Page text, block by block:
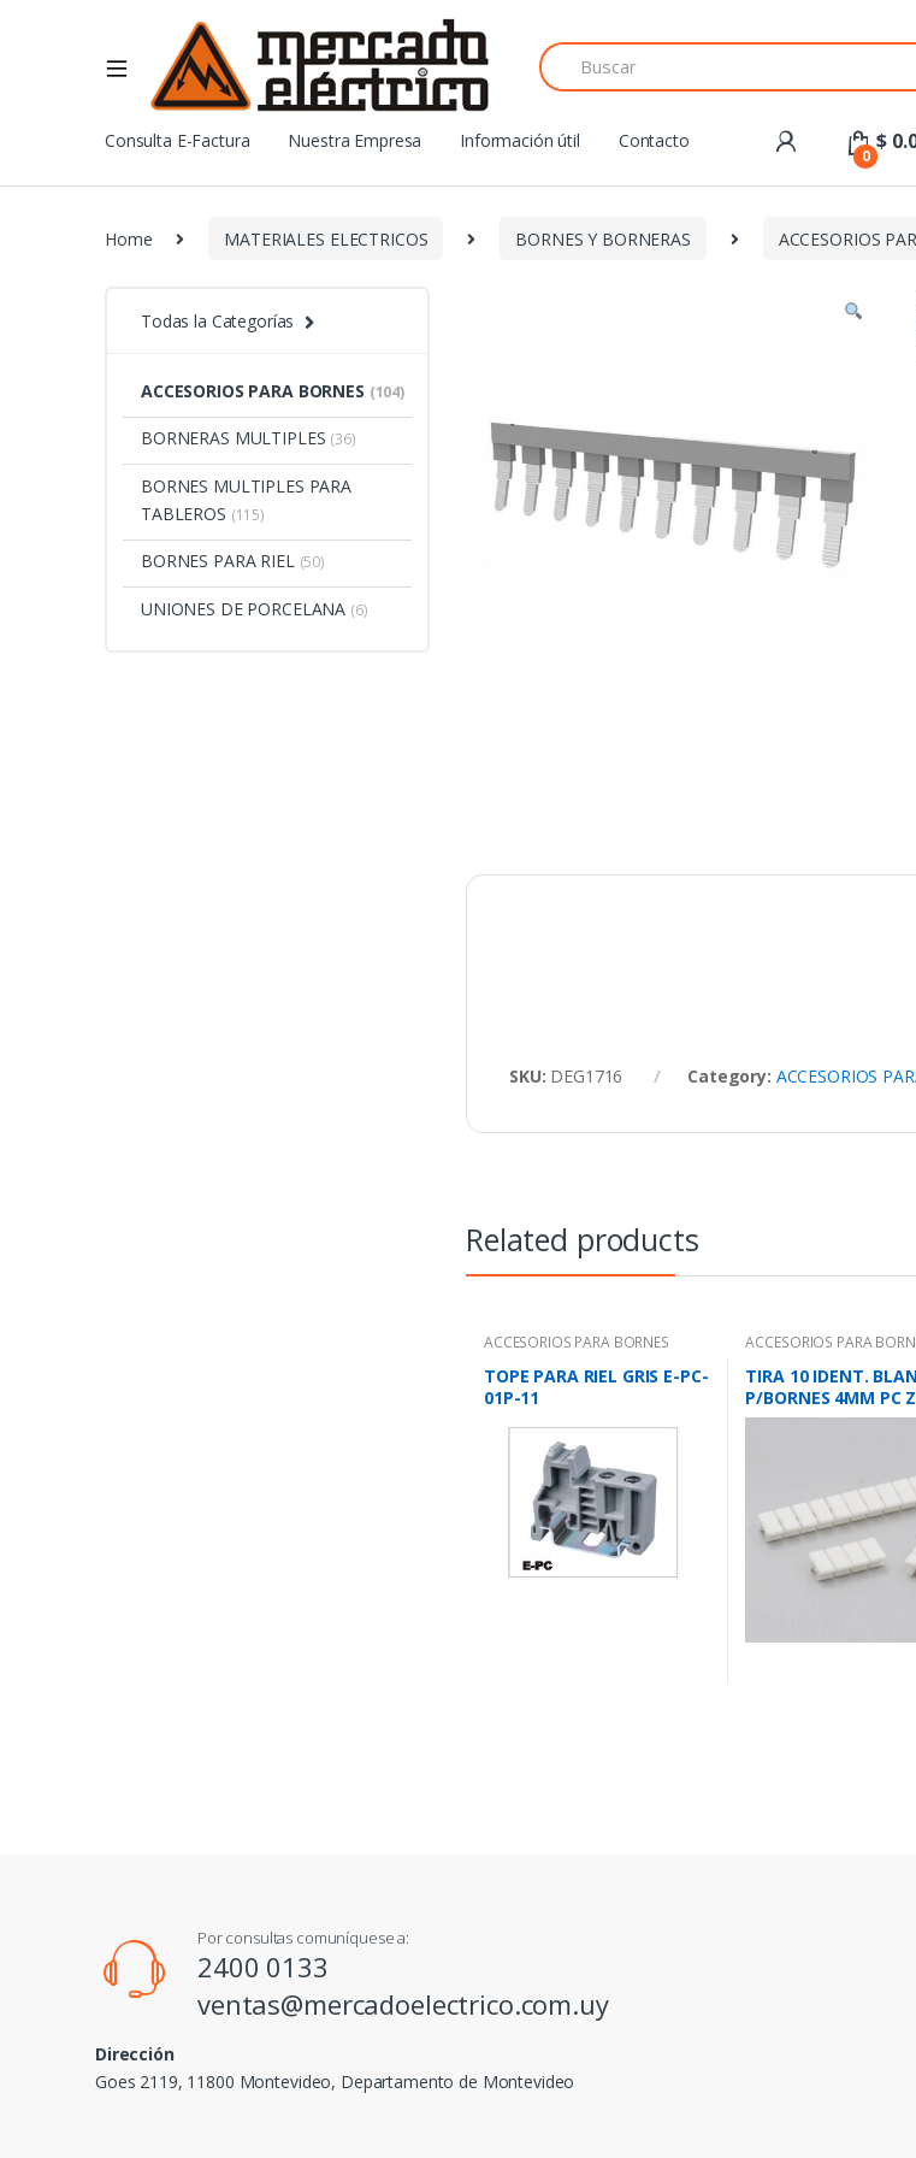
Search
for:
Consulta E-Factura Nuestra Empresa Información útil Contacto
0
$
Home MATERIALES ELECTRICOS BORNES Y BORNERAS ACCESORIOS
SKU: DEG1716 Category: ACCESORIOS
Related products
ACCESORIOS PARA BORNES
TOPE PARA RIEL GRIS E-PC-
01P-11
ACCESORIOS PARA
TIRA 10 IDENT.
P/BORNES 4MM PC
10P
Todas la Categorías
ACCESORIOS PARA BORNES (104)
BORNERAS MULTIPLES (36)
BORNES MULTIPLES PARA
TABLEROS (115)
BORNES PARA RIEL (50)
UNIONES DE PORCELANA (6)
Por consultas comuníquese a:
2400 0133
ventas@mercadoelectrico.com.uy
Dirección
Goes 2119, 11800 Montevideo, Departamento de Montevideo